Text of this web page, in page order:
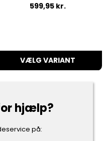
599,95 kr.
VÆLG VARIANT
hjælp?
på: